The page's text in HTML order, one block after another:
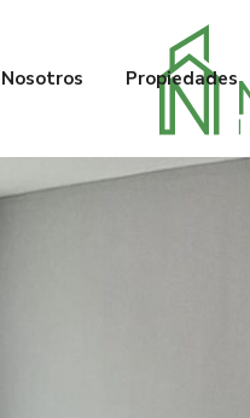
Nosotros Propiedades